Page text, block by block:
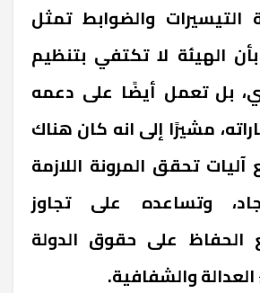
والضوابط تمثل
الهيئة لا تكتفي بتنظيم
بل تعمل أيضًا على دعمه
مشيرًا إلى انه كان هناك
تحقق المرونة اللازمة
وتساعده على تجاوز
الحفاظ على حقوق الدولة
والشفافية.